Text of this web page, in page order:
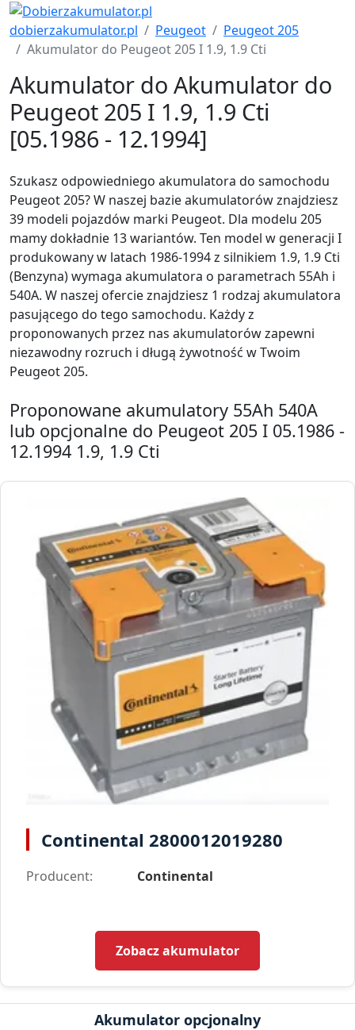
dobierzakumulator.pl Peugeot
Peugeot 205
Akumulator do Peugeot 205 I 1.9, 1.9 Cti
Akumulator do Akumulator do
Peugeot 205 I 1.9, 1.9 Cti
[05.1986 - 12.1994]
Szukasz odpowiedniego akumulatora do samochodu
Peugeot 205? W naszej bazie akumulatorów znajdziesz
39 modeli pojazdów marki Peugeot. Dla modelu 205
mamy dokładnie 13 wariantów. Ten model w generacji I
produkowany w latach 1986-1994 z silnikiem 1.9, 1.9 Cti
(Benzyna) wymaga akumulatora o parametrach 55Ah i
540A. W naszej ofercie znajdziesz 1 rodzaj akumulatora
pasującego do tego samochodu. Każdy z
proponowanych przez nas akumulatorów zapewni
niezawodny rozruch i długą żywotność w Twoim
Peugeot 205.
Proponowane akumulatory 55Ah 540A
lub opcjonalne do Peugeot 205 I 05.1986 -
12.1994 1.9, 1.9 Cti
Continental 2800012019280
Producent: Continental
Zobacz akumulator
Akumulator opcjonalny